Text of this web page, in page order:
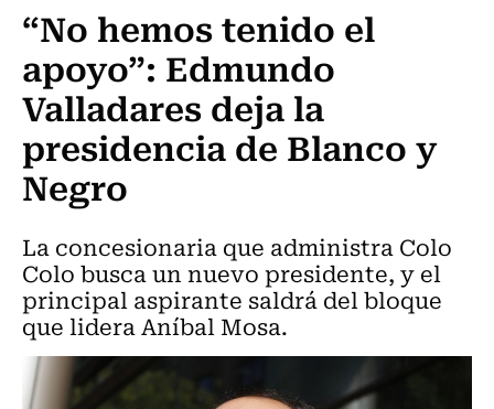
“No hemos tenido el
apoyo”: Edmundo
Valladares deja la
presidencia de Blanco y
Negro
La concesionaria que administra Colo
Colo busca un nuevo presidente, y el
principal aspirante saldrá del bloque
que lidera Aníbal Mosa.